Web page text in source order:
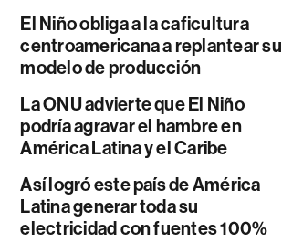
El Niño obliga a la caficultura
centroamericana a replantear su
modelo de producción
La ONU advierte que El Niño
podría agravar el hambre en
América Latina y el Caribe
Así logró este país de América
Latina generar toda su
electricidad con fuentes 100%